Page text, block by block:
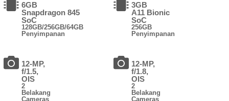
6GB
Snapdragon 845
SoC
128GB/256GB/64GB
Penyimpanan
12-MP,
f/1.5,
OIS
2
Belakang
Cameras
3GB
A11 Bionic
SoC
256GB
Penyimpanan
12-MP,
f/1.8,
OIS
2
Belakang
Cameras